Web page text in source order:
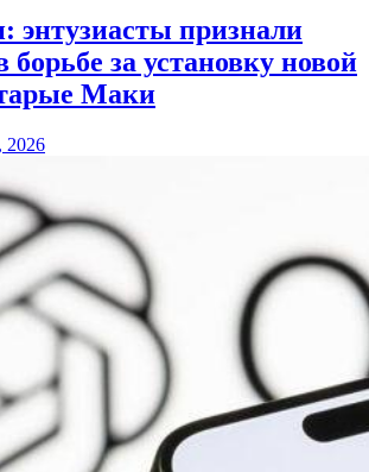
энтузиасты признали
борьбе за установку новой
Маки
2026